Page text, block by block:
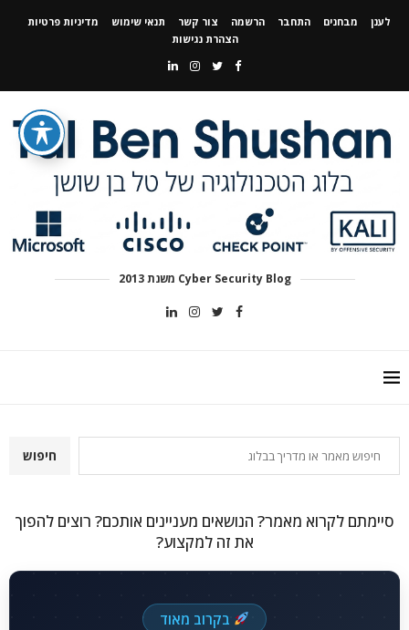
לענן מבחנים התחבר הרשמה צור קשר תנאי שימוש
מדיניות פרטיות
הצהרת נגישות
Cyber Security Blog משנת 2013
חיפוש
סיימתם לקרוא מאמר? הנושאים מעניינים אותכם? רוצים להפוך
את זה למקצוע?
בקרוב מאוד